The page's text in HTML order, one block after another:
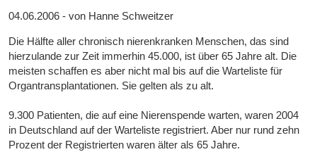
04.06.2006 - von Hanne Schweitzer
Die Hälfte aller chronisch nierenkranken Menschen, das sind
hierzulande zur Zeit immerhin 45.000, ist über 65 Jahre alt. Die
meisten schaffen es aber nicht mal bis auf die Warteliste für
Organtransplantationen. Sie gelten als zu alt.
9.300 Patienten, die auf eine Nierenspende warten, waren 2004
in Deutschland auf der Warteliste registriert. Aber nur rund zehn
Prozent der Registrierten waren älter als 65 Jahre.